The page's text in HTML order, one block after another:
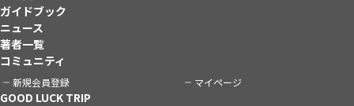
ガイドブック
ニュース
著者一覧
コミュニティ
新規会員登録 マイページ
GOOD LUCK TRIP